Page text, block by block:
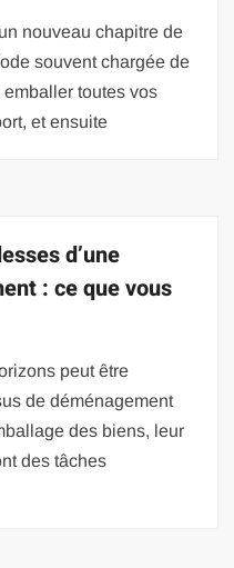
nouveau chapitre de
souvent chargée de
toutes vos
et ensuite
d’une
: ce que vous
peut être
de déménagement
des biens, leur
des tâches